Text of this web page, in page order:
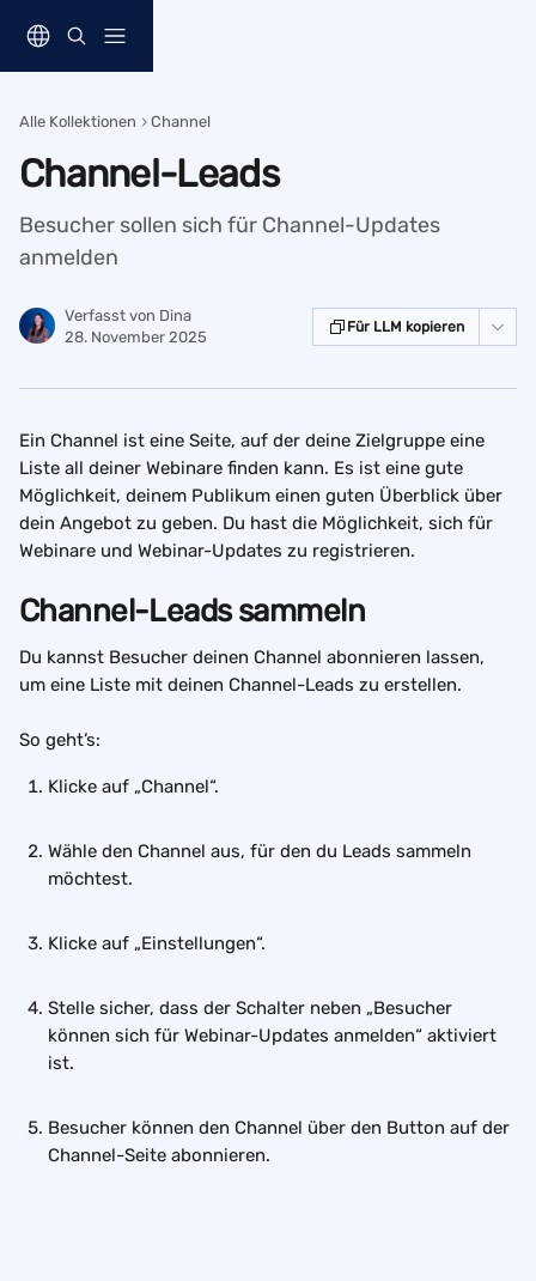
Alle Kollektionen Channel
Channel-Leads
Besucher sollen sich für Channel-Updates
anmelden
Verfasst von Dina
28. November 2025
Für LLM kopieren
Ein Channel ist eine Seite, auf der deine Zielgruppe eine
Liste all deiner Webinare finden kann. Es ist eine gute
Möglichkeit, deinem Publikum einen guten Überblick über
dein Angebot zu geben. Du hast die Möglichkeit, sich für
Webinare und Webinar-Updates zu registrieren.
Channel-Leads sammeln
Du kannst Besucher deinen Channel abonnieren lassen,
um eine Liste mit deinen Channel-Leads zu erstellen.
So geht’s:
Klicke auf „Channel“.
Wähle den Channel aus, für den du Leads sammeln
möchtest.
Klicke auf „Einstellungen“.
Stelle sicher, dass der Schalter neben „Besucher
können sich für Webinar-Updates anmelden“ aktiviert
ist.
Besucher können den Channel über den Button auf der
Channel-Seite abonnieren.